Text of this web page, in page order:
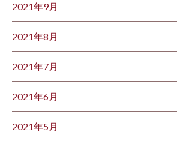
2021年9月
2021年8月
2021年7月
2021年6月
2021年5月